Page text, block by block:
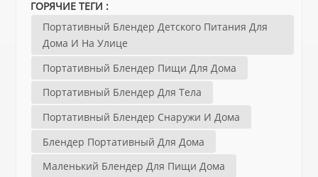
ГОРЯЧИЕ ТЕГИ :
Портативный Блендер Детского Питания Для
Дома И На Улице
Портативный Блендер Пищи Для Дома
Портативный Блендер Для Тела
Портативный Блендер Снаружи И Дома
Блендер Портативный Для Дома
Маленький Блендер Для Пищи Дома